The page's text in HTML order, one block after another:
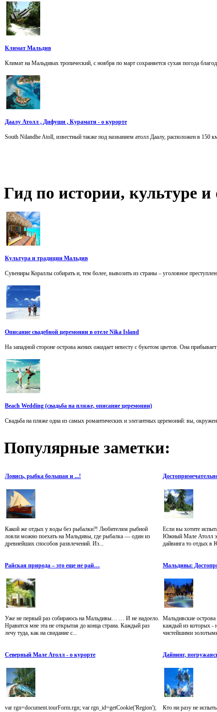
Климат Мальдив
Климат на Мальдивах тропический, с ноября по март сохраняется сухая погода
Даалу Атолл , Дифуши , Курамати - о курорте
South Nilandhe Atoll, известный также под названием атолл Даалу, расположен в 150
Гид по истории, культуре
Культура и традиции Мальдив
Сувениры Кораллы собирать и, тем более, вывозить из страны – уголовное
Описание свадебной церемонии в отеле Nika Island
На западной стороне острова жених ожидает невесту с букетом цветов. Она
Beach Wedding (свадьба на пляже, описание церемонии)
Свадьба на пляже одна из самых романтических и элегантных церемоний: вы,
Популярные заметки:
Ловись, рыбка большая и ...!
Какой же отдых у воды без рыбалки?! Любителям рыбной
ловли можно поехать на Мальдивы, где рыбалка — один из
древнейших способов развлечений. Из...
Если вы хотите
Южный Мале Атолл
дайвинга то отдых
Райская природа – это еще не рай…
Уже не первый раз собираюсь на Мальдивы… … И не надоело.
Нравится мне эта не открытая до конца страна. Каждый раз
лечу туда, как на свидание с...
Мальдивы:
Мальдивские
каждый из которых -
чистейшими
Северный Мале Атолл - о курорте
var rgn=document.tourForm.rgn; var rgn_id=getCookie('Region');
Дайвинг,
Кто ни разу не